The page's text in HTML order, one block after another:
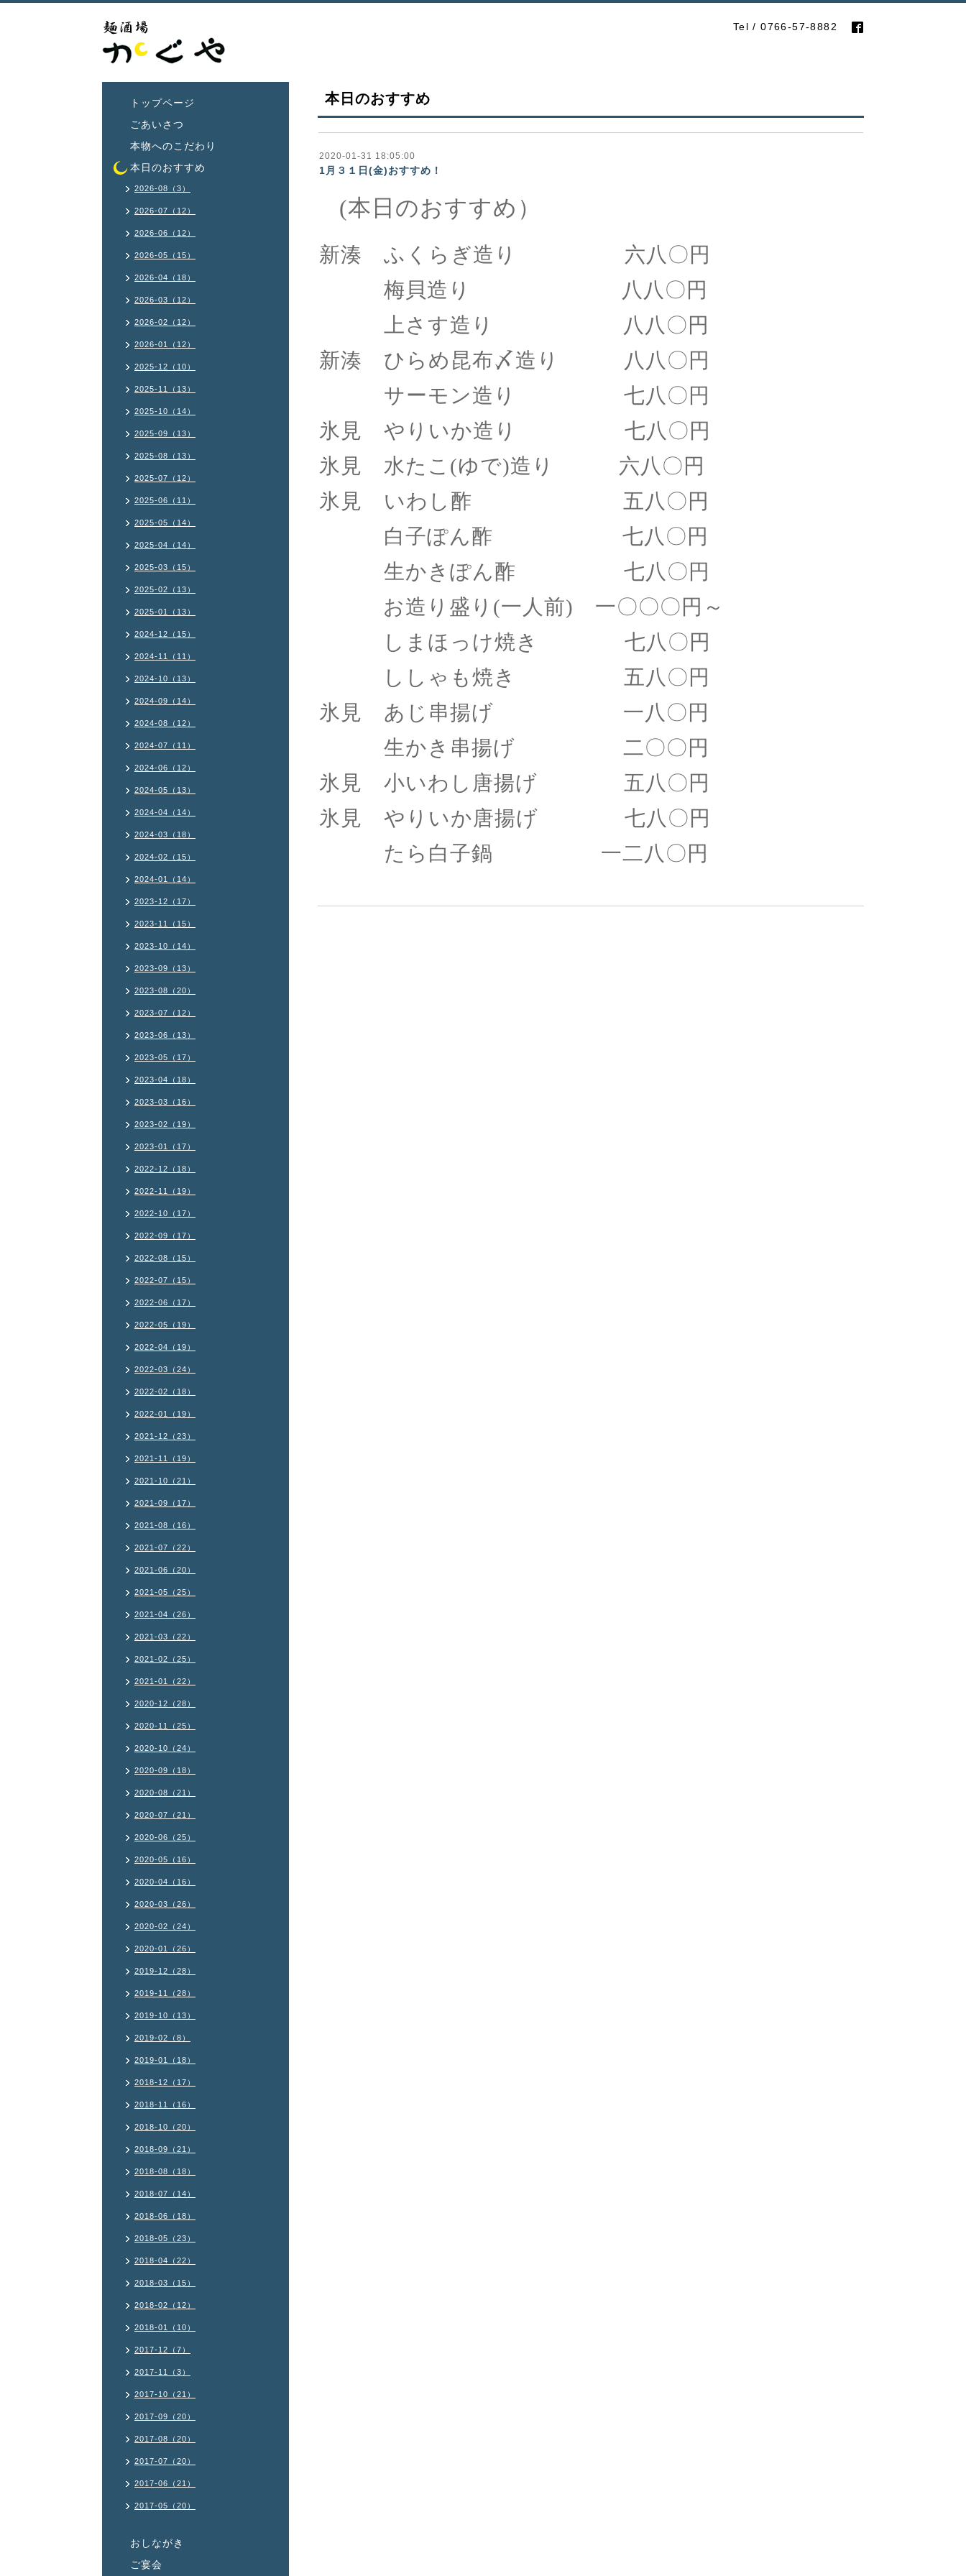
Tel / 0766-57-8882
本日のおすすめ
2020-01-31 18:05:00
1月３１日(金)おすすめ！
(本日のおすすめ）
新湊 ふくらぎ造り 六八〇円
梅貝造り 八八〇円
上さす造り 八八〇円
新湊 ひらめ昆布〆造り 八八〇円
サーモン造り 七八〇円
氷見 やりいか造り 七八〇円
氷見 水たこ (ゆで)造り 六八〇円
氷見 いわし酢 五八〇円
白子ぽん酢 七八〇円
生かきぽん酢 七八〇円
お造り盛り (一人前) 一〇〇〇円～
しまほっけ焼き 七八〇円
ししゃも焼き 五八〇円
氷見 あじ串揚げ 一八〇円
生かき串揚げ 二〇〇円
氷見 小いわし唐揚げ 五八〇円
氷見 やりいか唐揚げ 七八〇円
たら白子鍋 一二八〇円
トップページ
ごあいさつ
本物へのこだわり
本日のおすすめ
2026-08（3）
2026-07（12）
2026-06（12）
2026-05（15）
2026-04（18）
2026-03（12）
2026-02（12）
2026-01（12）
2025-12（10）
2025-11（13）
2025-10（14）
2025-09（13）
2025-08（13）
2025-07（12）
2025-06（11）
2025-05（14）
2025-04（14）
2025-03（15）
2025-02（13）
2025-01（13）
2024-12（15）
2024-11（11）
2024-10（13）
2024-09（14）
2024-08（12）
2024-07（11）
2024-06（12）
2024-05（13）
2024-04（14）
2024-03（18）
2024-02（15）
2024-01（14）
2023-12（17）
2023-11（15）
2023-10（14）
2023-09（13）
2023-08（20）
2023-07（12）
2023-06（13）
2023-05（17）
2023-04（18）
2023-03（16）
2023-02（19）
2023-01（17）
2022-12（18）
2022-11（19）
2022-10（17）
2022-09（17）
2022-08（15）
2022-07（15）
2022-06（17）
2022-05（19）
2022-04（19）
2022-03（24）
2022-02（18）
2022-01（19）
2021-12（23）
2021-11（19）
2021-10（21）
2021-09（17）
2021-08（16）
2021-07（22）
2021-06（20）
2021-05（25）
2021-04（26）
2021-03（22）
2021-02（25）
2021-01（22）
2020-12（28）
2020-11（25）
2020-10（24）
2020-09（18）
2020-08（21）
2020-07（21）
2020-06（25）
2020-05（16）
2020-04（16）
2020-03（26）
2020-02（24）
2020-01（26）
2019-12（28）
2019-11（28）
2019-10（13）
2019-02（8）
2019-01（18）
2018-12（17）
2018-11（16）
2018-10（20）
2018-09（21）
2018-08（18）
2018-07（14）
2018-06（18）
2018-05（23）
2018-04（22）
2018-03（15）
2018-02（12）
2018-01（10）
2017-12（7）
2017-11（3）
2017-10（21）
2017-09（20）
2017-08（20）
2017-07（20）
2017-06（21）
2017-05（20）
おしながき
ご宴会